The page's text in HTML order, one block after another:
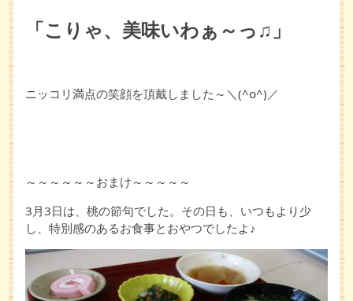
「こりゃ、美味いわぁ～っ♫」
ニッコリ満点の笑顔を頂戴しました～＼(^o^)／
～～～～～～おまけ～～～～～
3月3日は、桃の節句でした。その日も、いつもより少
し、特別感のあるお食事とおやつでしたよ♪